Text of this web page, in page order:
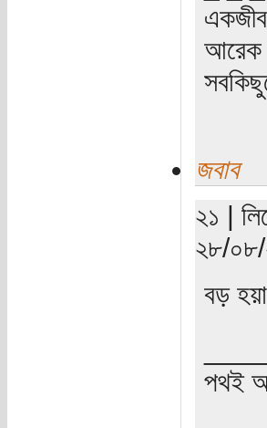
আরেক
জবাব
২১ |
২৮/
বড়
পথই